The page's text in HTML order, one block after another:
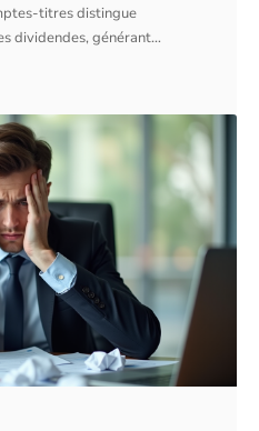
titres distingue
dividendes, générant…